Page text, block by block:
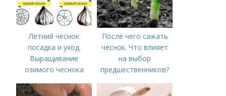
Летний чеснок
посадка и уход.
Выращивание
озимого чеснока
После чего сажать
чеснок. Что влияет
на выбор
предшественников?